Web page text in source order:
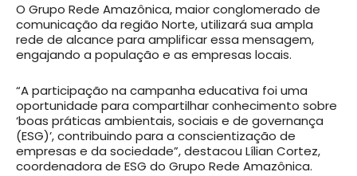
O Grupo Rede Amazônica, maior conglomerado de
comunicação da região Norte, utilizará sua ampla
rede de alcance para amplificar essa mensagem,
engajando a população e as empresas locais.
“A participação na campanha educativa foi uma
oportunidade para compartilhar conhecimento sobre
‘boas práticas ambientais, sociais e de governança
(ESG)’, contribuindo para a conscientização de
empresas e da sociedade”, destacou Lílian Cortez,
coordenadora de ESG do Grupo Rede Amazônica.